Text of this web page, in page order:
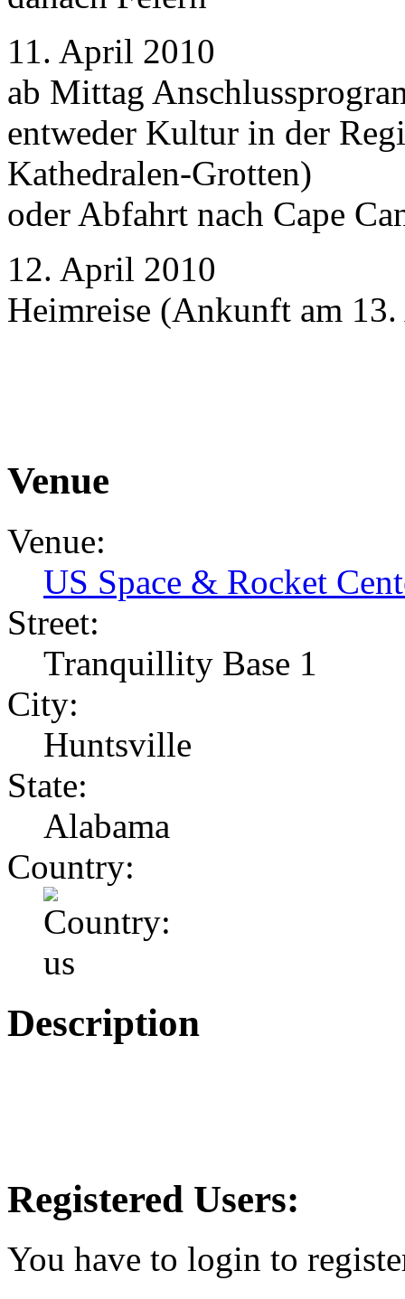
11. April 2010
ab Mittag
entweder Kultur in der
Kathedralen-Grotten)
oder Abfahrt nach Cape
12. April 2010
Heimreise (Ankunft am
Venue
Venue:
US Space & Rocket
Street:
Tranquillity Base 1
City:
Huntsville
State:
Alabama
Country:
Description
Registered Users:
You have to login to